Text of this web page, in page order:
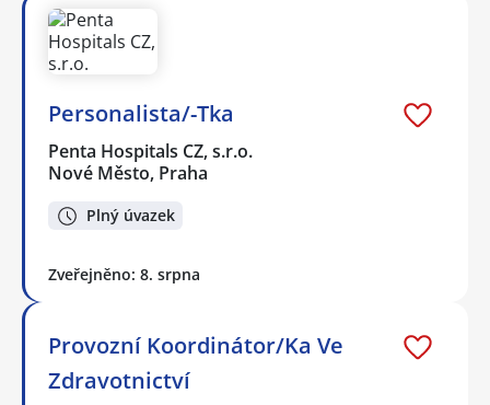
Personalista/-Tka
Penta Hospitals CZ, s.r.o.
Nové Město, Praha
Plný úvazek
Zveřejněno: 8. srpna
Provozní Koordinátor/Ka Ve
Zdravotnictví